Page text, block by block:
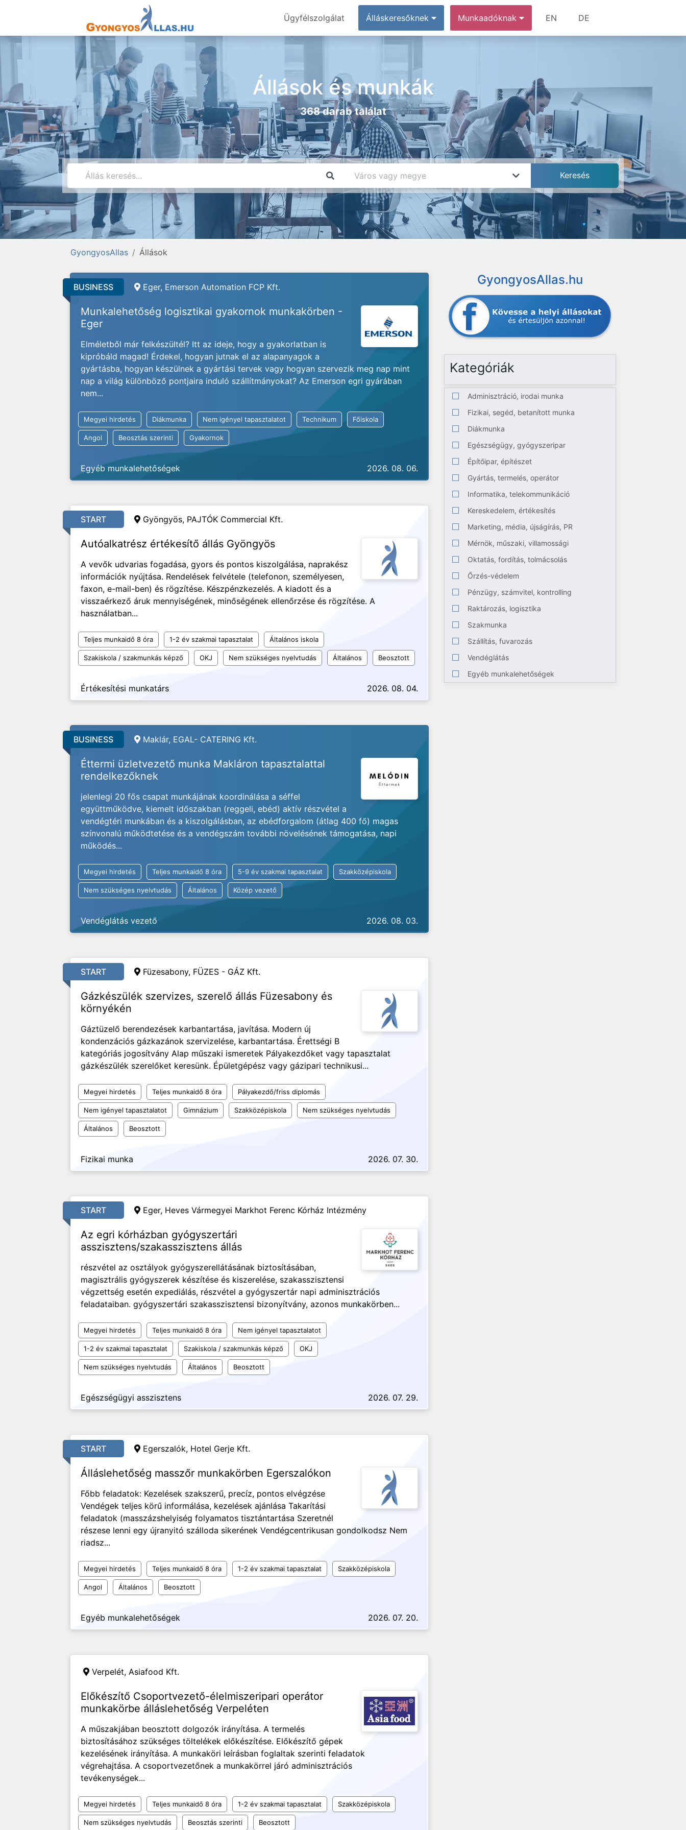
Ügyfélszolgálat Álláskeresőknek Munkaadóknak EN DE
Állások és munkák
368 darab találat
GyongyosAllas Állások
BUSINESS Eger, Emerson Automation FCP Kft.
Munkalehetőség logisztikai gyakornok munkakörben -
Eger
Elméletből már felkészültél? Itt az ideje, hogy a gyakorlatban is
kipróbáld magad! Érdekel, hogyan jutnak el az alapanyagok a
gyártásba, hogyan készülnek a gyártási tervek vagy hogyan szervezik meg nap mint
nap a világ különböző pontjaira induló szállítmányokat? Az Emerson egri gyárában
nem...
Megyei hirdetés Diákmunka Nem igényel tapasztalatot Technikum Főiskola
Angol Beosztás szerinti Gyakornok
Egyéb munkalehetőségek 2026. 08. 06.
START Gyöngyös, PAJTÓK Commercial Kft.
Autóalkatrész értékesítő állás Gyöngyös
A vevők udvarias fogadása, gyors és pontos kiszolgálása, naprakész
információk nyújtása. Rendelések felvétele (telefonon, személyesen,
faxon, e-mail-ben) és rögzítése. Készpénzkezelés. A kiadott és a
visszaérkező áruk mennyiségének, minőségének ellenőrzése és rögzítése. A
használatban...
Teljes munkaidő 8 óra 1-2 év szakmai tapasztalat Általános iskola
Szakiskola / szakmunkás képző OKJ Nem szükséges nyelvtudás Általános Beosztott
Értékesítési munkatárs 2026. 08. 04.
BUSINESS Maklár, EGAL- CATERING Kft.
Éttermi üzletvezető munka Makláron tapasztalattal
rendelkezőknek
jelenlegi 20 fős csapat munkájának koordinálása a séffel
együttműködve, kiemelt időszakban (reggeli, ebéd) aktív részvétel a
vendégtéri munkában és a kiszolgálásban, az ebédforgalom (átlag 400 fő) magas
színvonalú működtetése és a vendégszám további növelésének támogatása, napi
működés...
Megyei hirdetés Teljes munkaidő 8 óra 5-9 év szakmai tapasztalat Szakközépiskola
Nem szükséges nyelvtudás Általános Közép vezető
Vendéglátás vezető 2026. 08. 03.
START Füzesabony, FÜZES - GÁZ Kft.
Gázkészülék szervizes, szerelő állás Füzesabony és
környékén
Gáztüzelő berendezések karbantartása, javítása. Modern új
kondenzációs gázkazánok szervizelése, karbantartása. Érettségi B
kategóriás jogosítvány Alap műszaki ismeretek Pályakezdőket vagy tapasztalat
gázkészülék szerelőket keresünk. Épületgépész vagy gázipari technikusi...
Megyei hirdetés Teljes munkaidő 8 óra Pályakezdő/friss diplomás
Nem igényel tapasztalatot Gimnázium Szakközépiskola Nem szükséges nyelvtudás
Általános Beosztott
Fizikai munka 2026. 07. 30.
START Eger, Heves Vármegyei Markhot Ferenc Kórház Intézmény
Az egri kórházban gyógyszertári
asszisztens/szakasszisztens állás
részvétel az osztályok gyógyszerellátásának biztosításában,
magisztrális gyógyszerek készítése és kiszerelése, szakasszisztensi
végzettség esetén expediálás, részvétel a gyógyszertár napi adminisztrációs
feladataiban. gyógyszertári szakasszisztensi bizonyítvány, azonos munkakörben...
Megyei hirdetés Teljes munkaidő 8 óra Nem igényel tapasztalatot
1-2 év szakmai tapasztalat Szakiskola / szakmunkás képző OKJ
Nem szükséges nyelvtudás Általános Beosztott
Egészségügyi asszisztens 2026. 07. 29.
START Egerszalók, Hotel Gerje Kft.
Álláslehetőség masszőr munkakörben Egerszalókon
Főbb feladatok: Kezelések szakszerű, precíz, pontos elvégzése
Vendégek teljes körű informálása, kezelések ajánlása Takarítási
feladatok (masszázshelyiség folyamatos tisztántartása Szeretnél
részese lenni egy újranyitó szálloda sikerének Vendégcentrikusan gondolkodsz Nem
riadsz...
Megyei hirdetés Teljes munkaidő 8 óra 1-2 év szakmai tapasztalat Szakközépiskola
Angol Általános Beosztott
Egyéb munkalehetőségek 2026. 07. 20.
Verpelét, Asiafood Kft.
Előkészítő Csoportvezető-élelmiszeripari operátor
munkakörbe álláslehetőség Verpeléten
A műszakjában beosztott dolgozók irányítása. A termelés
biztosításához szükséges töltelékek előkészítése. Előkészítő gépek
kezelésének irányítása. A munkaköri leírásban foglaltak szerinti feladatok
végrehajtása. A csoportvezetőnek a munkakörrel járó adminisztrációs
tevékenységek...
Megyei hirdetés Teljes munkaidő 8 óra 1-2 év szakmai tapasztalat Szakközépiskola
Nem szükséges nyelvtudás Beosztás szerinti Beosztott
GyongyosAllas.hu
Kategóriák
Adminisztráció, irodai munka
Fizikai, segéd, betanított munka
Diákmunka
Egészségügy, gyógyszeripar
Építőipar, építészet
Gyártás, termelés, operátor
Informatika, telekommunikáció
Kereskedelem, értékesítés
Marketing, média, újságírás, PR
Mérnök, műszaki, villamossági
Oktatás, fordítás, tolmácsolás
Őrzés-védelem
Pénzügy, számvitel, kontrolling
Raktározás, logisztika
Szakmunka
Szállítás, fuvarozás
Vendéglátás
Egyéb munkalehetőségek